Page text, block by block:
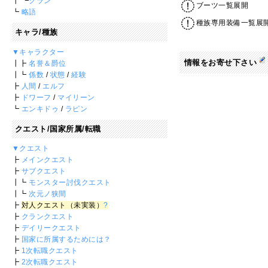
ブーツ一覧展開
種族専用装備一覧展
情報をお寄せ下さい
┗ 略語
キャラ/種族
▼キャラクター
┃┣名誉＆爵位
┃┗係数 / 状態 /経験
┣ 人間 / エルフ
┣ ドワーフ / マイリーン
┗ エンキドゥ / ラピン
クエスト/国家所属/転職
▼クエスト
┣ メインクエスト
┣ サブクエスト
┃┗ モンスター討伐クエスト
┃┗ 次元ノ狭間
┣ 対人クエスト（未実装）?
┣ クランクエスト
┣ デイリークエスト
┣ 国家に所属するためには？
┣ 1次転職クエスト
┣ 2次転職クエスト